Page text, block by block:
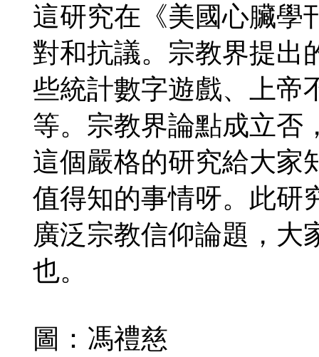
這研究在《美國心臟學
對和抗議。宗教界提出
些統計數字遊戲、上帝
等。宗教界論點成立否
這個嚴格的研究給大家
值得知的事情呀。此研
廣泛宗教信仰論題，大
也。
圖：馮禮慈